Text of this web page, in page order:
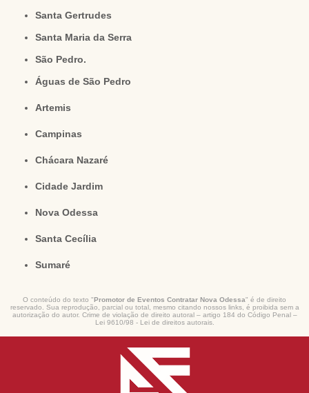
Santa Gertrudes
Santa Maria da Serra
São Pedro.
Águas de São Pedro
Artemis
Campinas
Chácara Nazaré
Cidade Jardim
Nova Odessa
Santa Cecília
Sumaré
O conteúdo do texto "Promotor de Eventos Contratar Nova Odessa" é de direito
reservado. Sua reprodução, parcial ou total, mesmo citando nossos links, é proibida sem a
autorização do autor. Crime de violação de direito autoral – artigo 184 do Código Penal –
Lei 9610/98 - Lei de direitos autorais.